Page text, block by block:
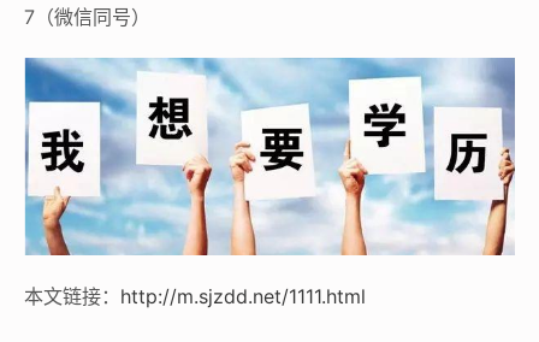
7（微信同号）
本文链接： http://m.sjzdd.net/1111.html